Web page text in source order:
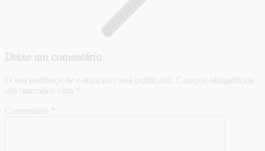
Deixe um comentário
O seu endereço de e-mail não será publicado. Campos obrigatórios
são marcados com
Comentário